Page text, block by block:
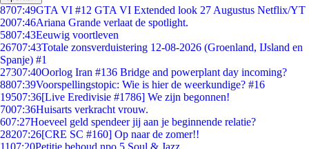
8707:49GTA VI #12 GTA VI Extended look 27 Augustus Netflix/YT
2007:46Ariana Grande verlaat de spotlight.
5807:43Eeuwig voortleven
26707:43Totale zonsverduistering 12-08-2026 (Groenland, IJsland en
Spanje) #1
27307:40Oorlog Iran #136 Bridge and powerplant day incoming?
8807:39Voorspellingstopic: Wie is hier de weerkundige? #16
19507:36[Live Eredivisie #1786] We zijn begonnen!
7007:36Huisarts verkracht vrouw.
607:27Hoeveel geld spendeer jij aan je beginnende relatie?
28207:26[CRE SC #160] Op naar de zomer!!
1107:20Petitie behoud npo 5 Soul & Jazz